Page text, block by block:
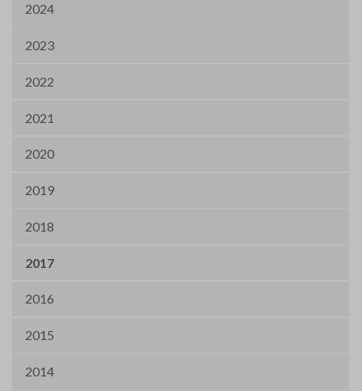
2024
2023
2022
2021
2020
2019
2018
2017
2016
2015
2014